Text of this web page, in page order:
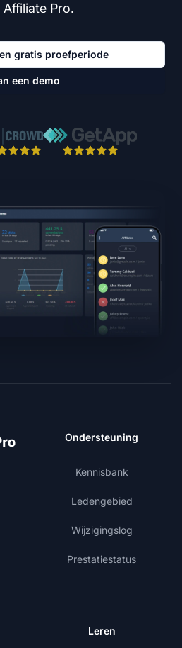
Affiliate Pro.
gratis proefperiode
een demo
Ondersteuning
Kennisbank
Ledengebied
Wijzigingslog
Prestatiestatus
Leren